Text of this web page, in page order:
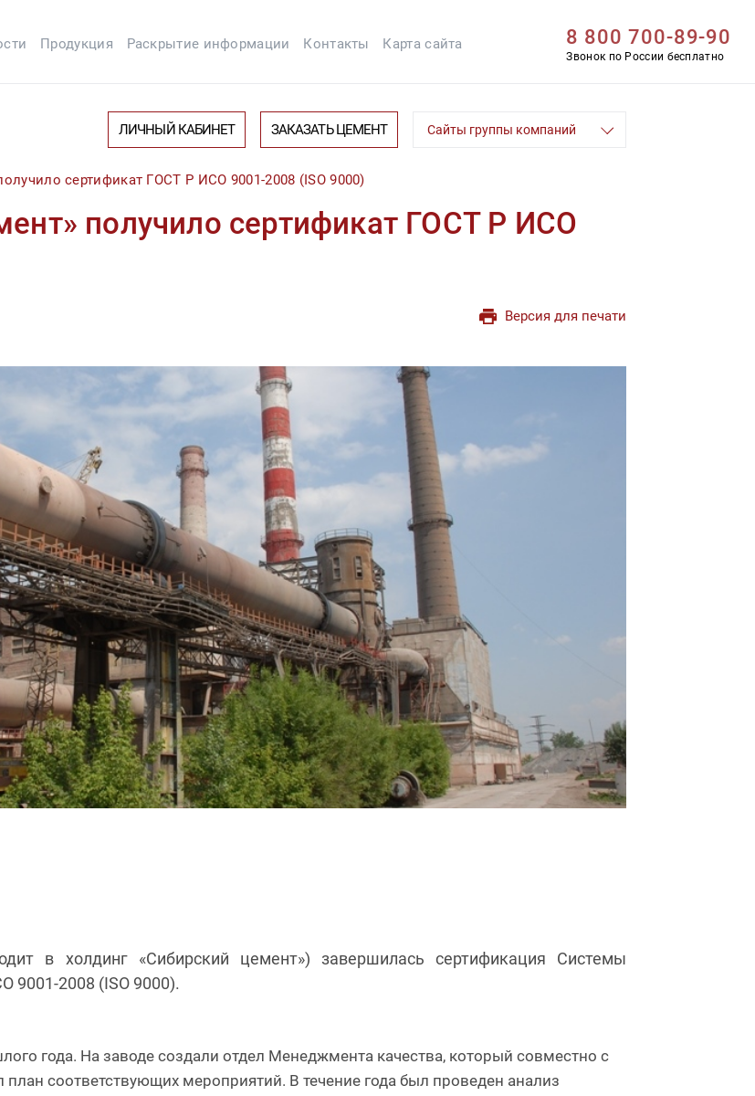
Продукция Раскрытие информации Контакты Карта сайта 8 800 700-89-90
Звонок по России бесплатно
ЛИЧНЫЙ КАБИНЕТ ЗАКАЗАТЬ ЦЕМЕНТ Сайты группы компаний
сертификат ГОСТ Р ИСО 9001-2008 (ISO 9000)
получило сертификат ГОСТ Р ИСО
Версия для печати
в холдинг «Сибирский цемент») завершилась сертификация Системы
2008 (ISO 9000).
года. На заводе создали отдел Менеджмента качества, который совместно с
соответствующих мероприятий. В течение года был проведен анализ